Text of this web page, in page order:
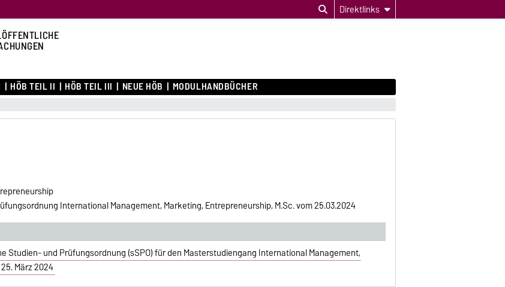
Direktlinks
HÖB TEIL II HÖB TEIL III NEUE HÖB MODULHANDBÜCHER
International Management, Marketing, Entrepreneurship, M.Sc. vom 25.03.2024
Studien- und Prüfungsordnung (sSPO) für den Masterstudiengang International Management,
März 2024